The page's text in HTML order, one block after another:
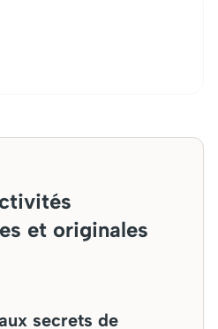
et originales
secrets de